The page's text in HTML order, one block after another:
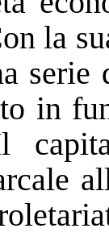
la
in